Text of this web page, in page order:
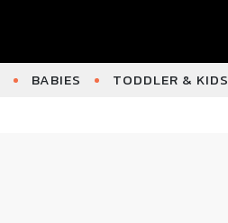
BABIES TODDLER & KIDS